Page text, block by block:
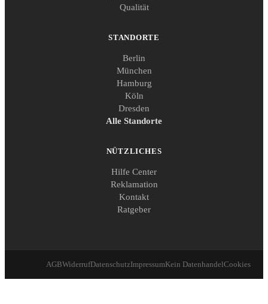
Qualität
STANDORTE
Berlin
München
Hamburg
Köln
Dresden
Alle Standorte
NÜTZLICHES
Hilfe Center
Reklamation
Kontakt
Ratgeber
AGBWiderrufDatenschutzImpressumKein DatenhandelCookies